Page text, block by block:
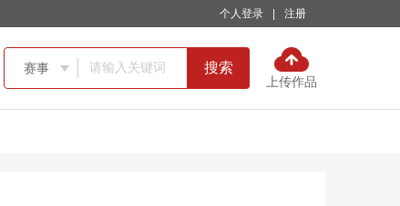
个人登录 注册
赛事  搜索
上传作品